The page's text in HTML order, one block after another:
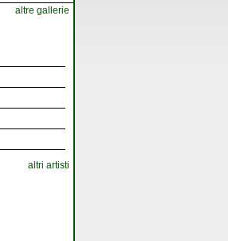
altre gallerie
altri artisti